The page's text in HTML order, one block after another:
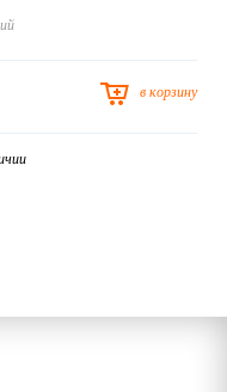
в корзину